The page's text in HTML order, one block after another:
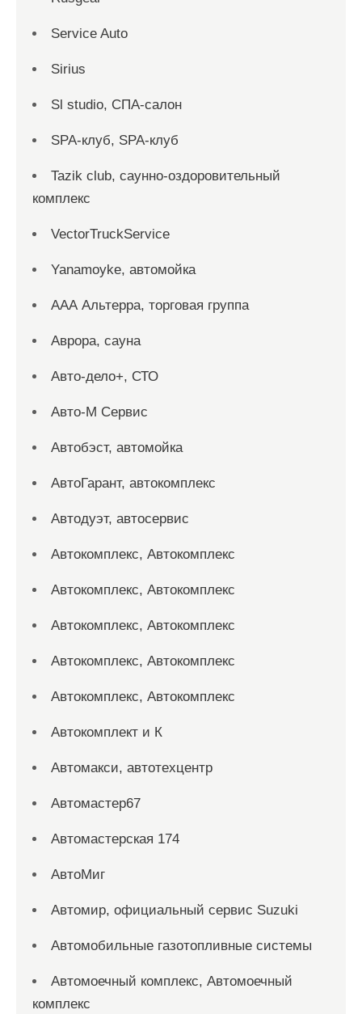
Service Auto
Sirius
Sl studio, СПА-салон
SPA-клуб, SPA-клуб
Tazik club, саунно-оздоровительный
комплекс
VectorTruckService
Yanamoyke, автомойка
ААА Альтерра, торговая группа
Аврора, сауна
Авто-дело+, СТО
Авто-М Сервис
Автобэст, автомойка
АвтоГарант, автокомплекс
Автодуэт, автосервис
Автокомплекс, Автокомплекс
Автокомплекс, Автокомплекс
Автокомплекс, Автокомплекс
Автокомплекс, Автокомплекс
Автокомплекс, Автокомплекс
Автокомплект и К
Автомакси, автотехцентр
Автомастер67
Автомастерская 174
АвтоМиг
Автомир, официальный сервис Suzuki
Автомобильные газотопливные системы
Автомоечный комплекс, Автомоечный
комплекс